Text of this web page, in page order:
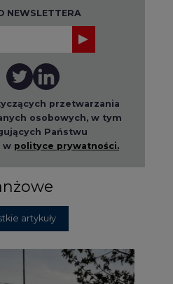
NEWSLETTERA
przetwarzania
osobowych, w tym
Państwu
w polityce prywatności.
artykuły